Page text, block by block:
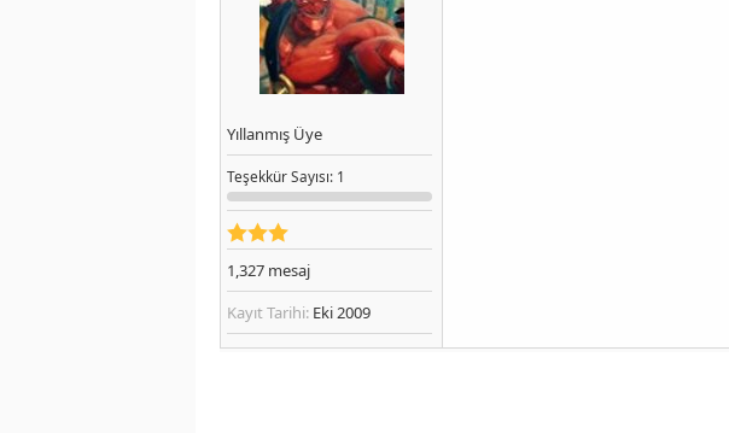
Yıllanmış Üye
TeşekkürSayısı: 1
1,327 mesaj
Kayıt Tarihi: Eki 2009